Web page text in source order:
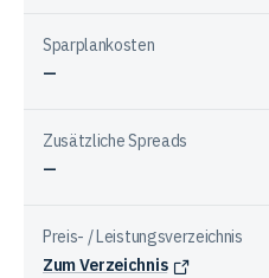
Sparplankosten
—
Zusätzliche Spreads
—
Preis- / Leistungsverzeichnis
Zum Verzeichnis